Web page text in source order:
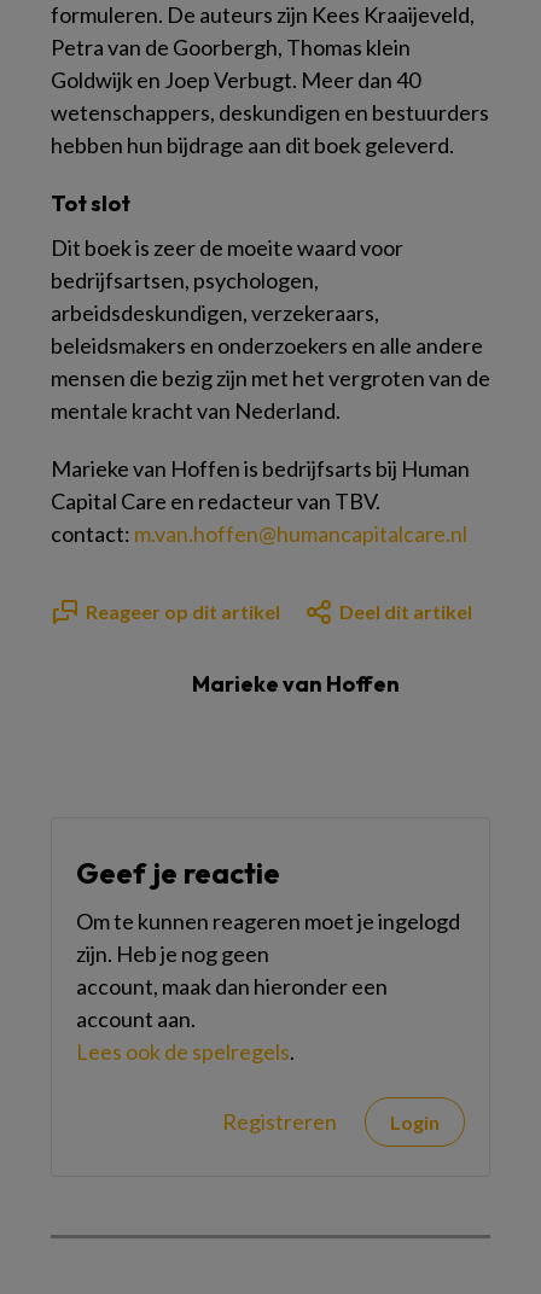
formuleren. De auteurs zijn Kees Kraaijeveld,
Petra van de Goorbergh, Thomas klein
Goldwijk en Joep Verbugt. Meer dan 40
wetenschappers, deskundigen en bestuurders
hebben hun bijdrage aan dit boek geleverd.
Tot slot
Dit boek is zeer de moeite waard voor
bedrijfsartsen, psychologen,
arbeidsdeskundigen, verzekeraars,
beleidsmakers en onderzoekers en alle andere
mensen die bezig zijn met het vergroten van de
mentale kracht van Nederland.
Marieke van Hoffen is bedrijfsarts bij Human
Capital Care en redacteur van TBV.
contact: m.van.hoffen@humancapitalcare.nl
Reageer op dit artikel Deel dit artikel
Marieke van Hoffen
Geef je reactie
Om te kunnen reageren moet je ingelogd
zijn. Heb je nog geen
account, maak dan hieronder een
account aan.
Lees ook de spelregels.
Registreren Login